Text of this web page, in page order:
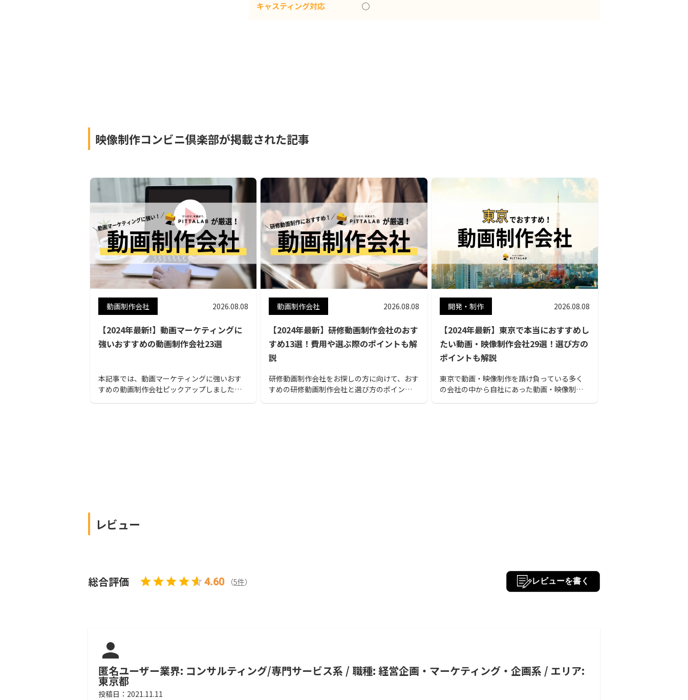
キャスティング対応 ◯
映像制作コンビニ倶楽部が掲載された記事
動画制作会社 2026.08.08
【2024年最新!】動画マーケティングに
強いおすすめの動画制作会社23選
本記事では、動画マーケティングに強いおす
すめの動画制作会社ピックアップしました。
動画制作会社 2026.08.08
【2024年最新】研修動画制作会社のおす
すめ13選！費用や選ぶ際のポイントも解
説
研修動画制作会社をお探しの方に向けて、おす
すめの研修動画制作会社と選び方のポイント
開発・制作 2026.08.08
【2024年最新】東京で本当におすすめし
たい動画・映像制作会社29選！選び方の
ポイントも解説
東京で動画・映像制作を請け負っている多く
の会社の中から自社にあった動画・映像制作
レビュー
総合評価 4.60 （5件） レビューを書く
匿名ユーザー業界: コンサルティング/専門サービス系 / 職種: 経営企画・マーケティング・企画系 / エリア:
東京都
投稿日： 2021.11.11